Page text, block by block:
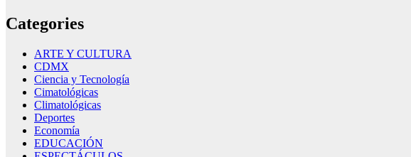
Categories
ARTE Y CULTURA
CDMX
Ciencia y Tecnología
Cimatológicas
Climatológicas
Deportes
Economía
EDUCACIÓN